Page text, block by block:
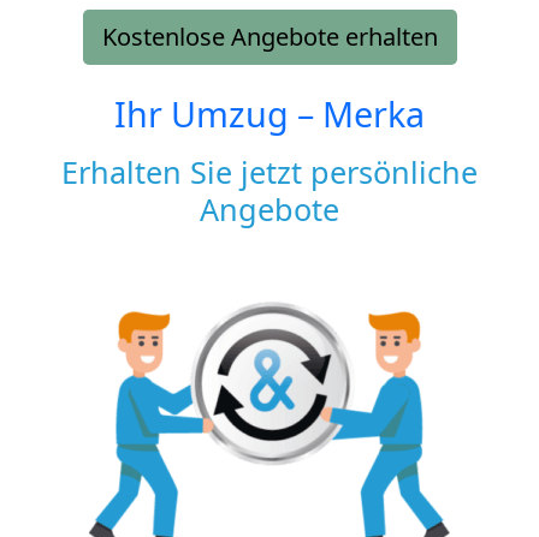
Kostenlose Angebote erhalten
Ihr Umzug – Merka
Erhalten Sie jetzt persönliche
Angebote